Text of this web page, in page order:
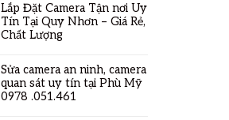
Lắp Đặt Camera Tận nơi Uy
Tín Tại Quy Nhơn – Giá Rẻ,
Chất Lượng
Sửa camera an ninh, camera
quan sát uy tín tại Phù Mỹ
0978 .051.461